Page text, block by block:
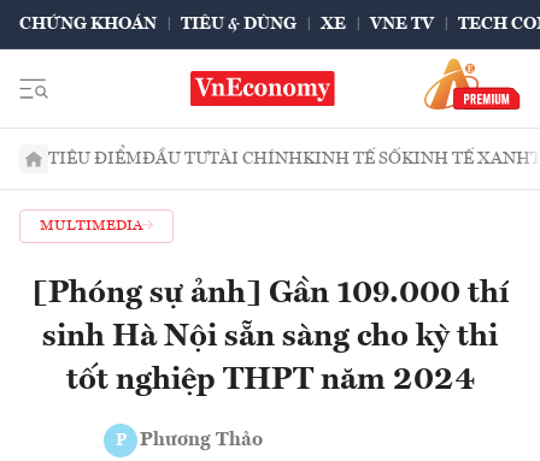
CHỨNG KHOÁN TIÊU & DÙNG XE VNE TV TECH
TIÊU ĐIỂMĐẦU TƯTÀI CHÍNHKINH TẾ SỐKINH TẾ XANH
MULTIMEDIA
[Phóng sự ảnh] Gần 109.000 thí
sinh Hà Nội sẵn sàng cho kỳ thi
tốt nghiệp THPT năm 2024
P Phương Thảo